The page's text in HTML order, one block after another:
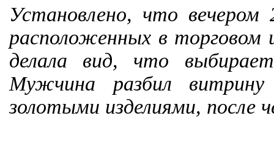
Установлено, что
расположенных в торговом
делала вид, что
Мужчина разбил
золотыми изделиями, после